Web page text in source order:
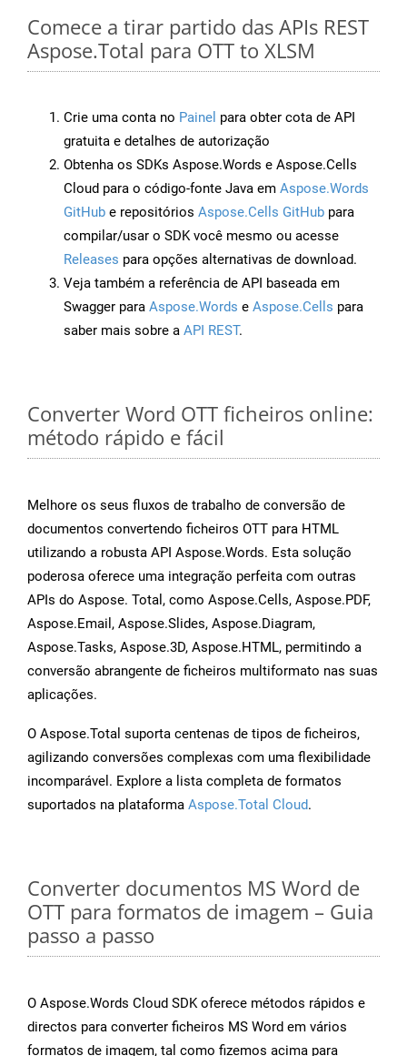
Comece a tirar partido das APIs REST
Aspose.Total para OTT to XLSM
Crie uma conta no Painel para obter cota de API
gratuita e detalhes de autorização
Obtenha os SDKs Aspose.Words e Aspose.Cells
Cloud para o código-fonte Java em Aspose.Words
GitHub e repositórios Aspose.Cells GitHub para
compilar/usar o SDK você mesmo ou acesse
Releases para opções alternativas de download.
Veja também a referência de API baseada em
Swagger para Aspose.Words e Aspose.Cells para
saber mais sobre a API REST.
Converter Word OTT ficheiros online:
método rápido e fácil
Melhore os seus fluxos de trabalho de conversão de
documentos convertendo ficheiros OTT para HTML
utilizando a robusta API Aspose.Words. Esta solução
poderosa oferece uma integração perfeita com outras
APIs do Aspose. Total, como Aspose.Cells, Aspose.PDF,
Aspose.Email, Aspose.Slides, Aspose.Diagram,
Aspose.Tasks, Aspose.3D, Aspose.HTML, permitindo a
conversão abrangente de ficheiros multiformato nas suas
aplicações.
O Aspose.Total suporta centenas de tipos de ficheiros,
agilizando conversões complexas com uma flexibilidade
incomparável. Explore a lista completa de formatos
suportados na plataforma Aspose.Total Cloud.
Converter documentos MS Word de
OTT para formatos de imagem – Guia
passo a passo
O Aspose.Words Cloud SDK oferece métodos rápidos e
directos para converter ficheiros MS Word em vários
formatos de imagem, tal como fizemos acima para